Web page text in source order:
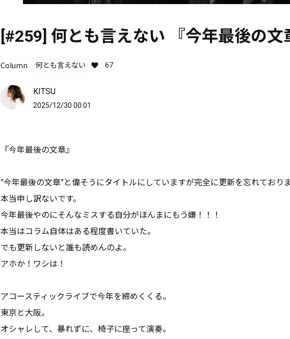
[#259] 何とも言えない 『今年最後の文
Column 何とも言えない 67
KITSU
2025/12/30 00:01
『今年最後の文章』
”今年最後の文章”と偉そうにタイトルにしていますが完全に更新を忘れておりま
本当申し訳ないです。
今年最後やのにそんなミスする自分がほんまにもう嫌！！！
本当はコラム自体はある程度書いていた。
でも更新しないと誰も読めんのよ。
アホか！ワシは！
アコースティックライブで今年を締めくくる。
東京と大阪。
オシャレして、暴れずに、椅子に座って演奏。